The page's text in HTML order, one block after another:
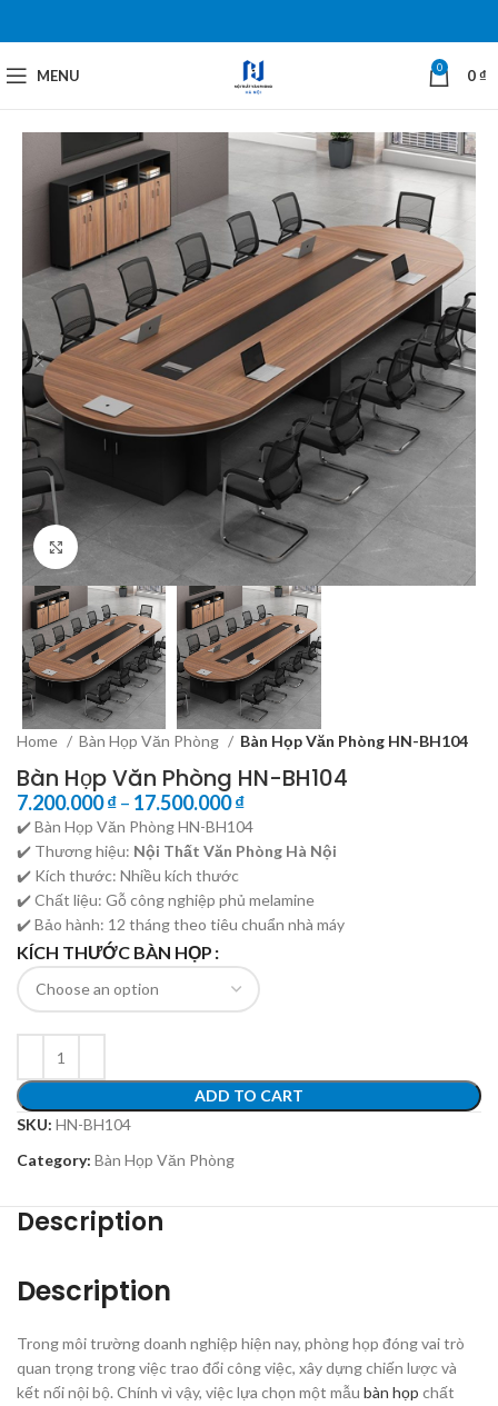
MENU 0 0₫
Click to enlarge
Home Bàn Họp Văn Phòng Bàn Họp Văn Phòng HN-BH104
Bàn Họp Văn Phòng HN-BH104
7.200.000₫– 17.500.000₫
✔️ Bàn Họp Văn Phòng HN-BH104
✔️ Thương hiệu: Nội Thất Văn Phòng Hà Nội
✔️ Kích thước: Nhiều kích thước
✔️ Chất liệu: Gỗ công nghiệp phủ melamine
✔️ Bảo hành: 12 tháng theo tiêu chuẩn nhà máy
KÍCH THƯỚC BÀN HỌP
ADD TO CART
SKU: HN-BH104
Category: Bàn Họp Văn Phòng
Description
Description
Trong môi trường doanh nghiệp hiện nay, phòng họp đóng vai trò
quan trọng trong việc trao đổi công việc, xây dựng chiến lược và
kết nối nội bộ. Chính vì vậy, việc lựa chọn một mẫubàn họp chất